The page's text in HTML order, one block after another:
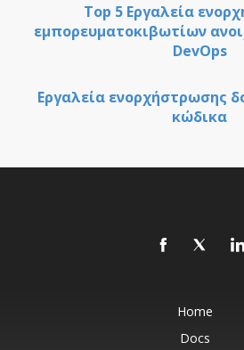
Top 5 Εργαλεία
εμπορευματοκιβωτίων
DevOps
Εργαλεία ενορχήστρωσης
κώδικα
Home
Docs